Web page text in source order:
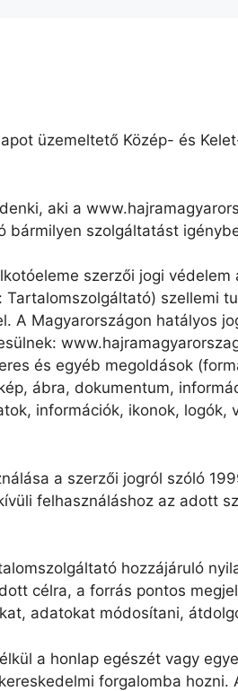
üzemeltető Közép- és
aki a
bármilyen szolgáltatást
szerzői jogi
szellemi
Magyarországon hatályos
és egyéb megoldások
ábra, dokumentum,
információk, ikonok, logók,
a szerzői jogról szóló
felhasználáshoz az adott
hozzájáruló
célra, a forrás pontos
adatokat módosítani,
a honlap egészét vagy
forgalomba hozni.